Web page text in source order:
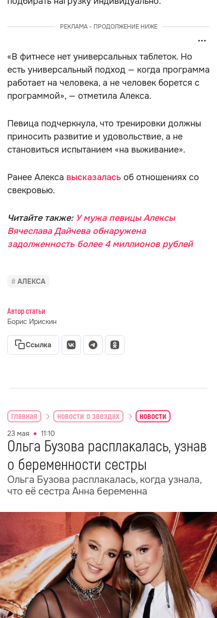
РЕКЛАМА - ПРОДОЛЖЕНИЕ НИЖЕ
«В фитнесе нет универсальных таблеток. Но
есть универсальный подход — когда программа
работает на человека, а не человек борется с
программой», — отметила Алекса.
Певица подчеркнула, что тренировки должны
приносить развитие и удовольствие, а не
становиться испытанием «на выживание».
Ранее Алекса высказалась об отношениях со
свекровью.
Читайте также: У мужа певицы Алексы
Вячеслава Дайчева обнаружена
задолженность более 4 миллионов рублей
АЛЕКСА
Автор статьи
Борис Ирискин
Ссылка
главная новости о звездах новости
23 мая 11:10
Ольга Бузова расплакалась, узнав
о беременности сестры
Ольга Бузова расплакалась, когда узнала,
что её сестра Анна беременна